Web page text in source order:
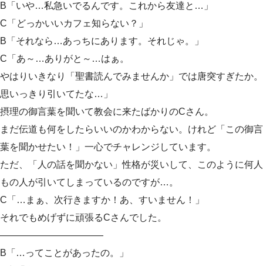
B「いや…私急いでるんです。これから友達と…」
C「どっかいいカフェ知らない？」
B「それなら…あっちにあります。それじゃ。」
C「あ～…ありがと～…はぁ。
やはりいきなり「聖書読んでみませんか」では唐突すぎたか。
思いっきり引いてたな…」
摂理の御言葉を聞いて教会に来たばかりのCさん。
まだ伝道も何をしたらいいのかわからない。けれど「この御言
葉を聞かせたい！」一心でチャレンジしています。
ただ、「人の話を聞かない」性格が災いして、このように何人
もの人が引いてしまっているのですが…。
C「…まぁ、次行きますか！あ、すいません！」
それでもめげずに頑張るCさんでした。
———————————
B「…ってことがあったの。」